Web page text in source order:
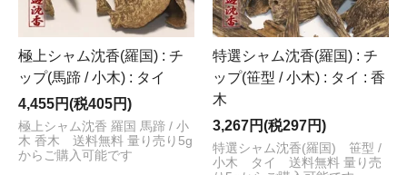
極上シャム沈香(羅国) : チ
ップ(馬蹄 / 小木) : タイ
4,455円(税405円)
極上シャム沈香 羅国 馬蹄 / 小
木 香木 送料無料 量り売り5g
からご購入可能です
特選シャム沈香(羅国) : チ
ップ(笹型 / 小木) : タイ : 香
木
3,267円(税297円)
特選シャム沈香(羅国) 笹型 /
小木 タイ 送料無料 量り売